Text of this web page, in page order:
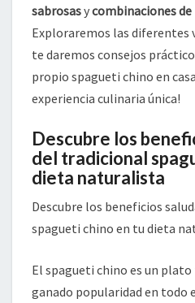
sabrosasycombinaciones
Exploraremos las diferentes
te daremos consejos
propio spagueti chino en
experiencia culinaria única!
Descubre los
del tradicional
dieta naturalista
Descubre los beneficios
spagueti chino en tu dieta
El spagueti chino es un
ganado popularidad en todo